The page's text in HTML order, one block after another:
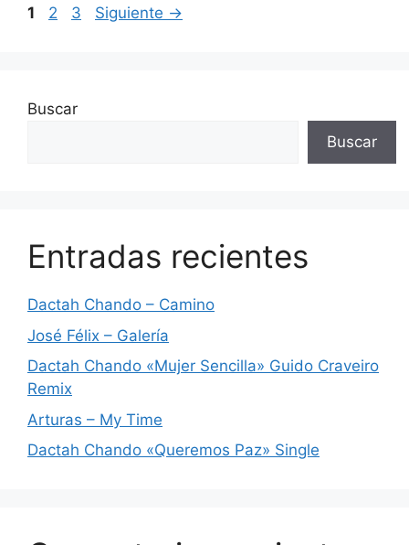
1 2 3 Siguiente →
Buscar
Buscar
Entradas recientes
Dactah Chando – Camino
José Félix – Galería
Dactah Chando «Mujer Sencilla» Guido Craveiro
Remix
Arturas – My Time
Dactah Chando «Queremos Paz» Single